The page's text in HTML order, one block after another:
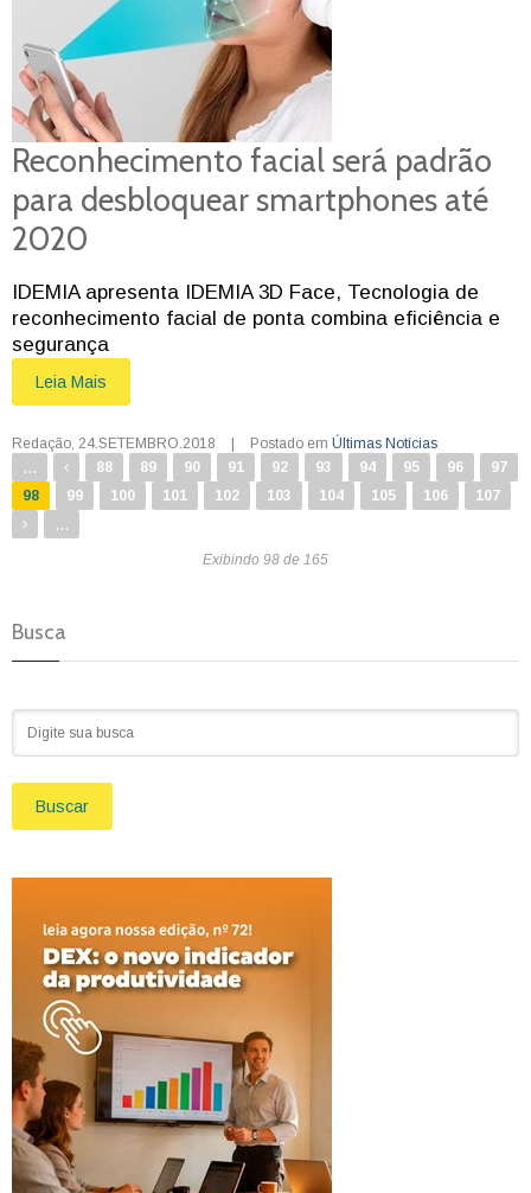
Reconhecimento facial será padrão
para desbloquear smartphones até
2020
IDEMIA apresenta IDEMIA 3D Face, Tecnologia de
reconhecimento facial de ponta combina eficiência e
segurança
Leia Mais
Redação 24.SETEMBRO.2018 | Postado em Últimas Notícias
... 88 89 90 91 92 93 94 95 96
97
98
99 100 101 102 103 104 105 106 107
...
Exibindo 98 de 165
Busca
Buscar